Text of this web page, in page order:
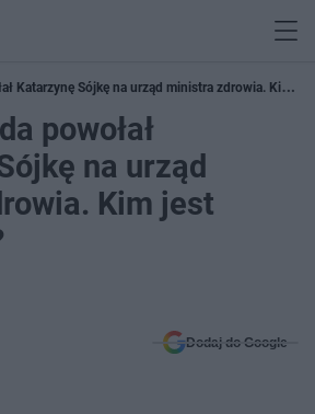
Katarzynę Sójkę na urząd ministra zdrowia. Kim
powołał
na urząd
Kim jest
Dodaj do Google